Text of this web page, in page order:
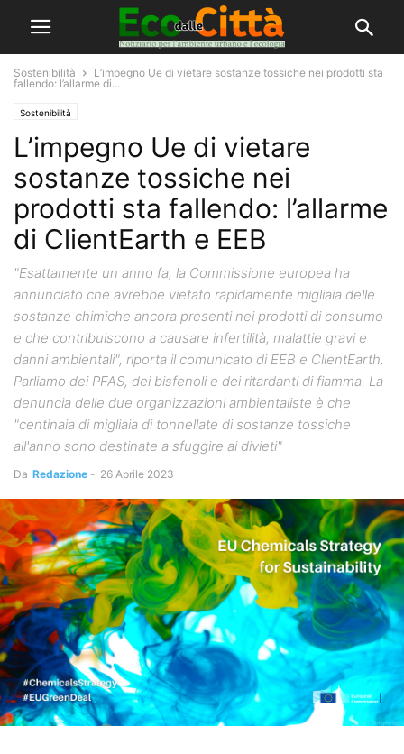
Sostenibilità
L’impegno Ue di vietare sostanze tossiche nei prodotti sta
fallendo: l’allarme di...
Sostenibilità
L’impegno Ue di vietare
sostanze tossiche nei
prodotti sta fallendo: l’allarme
di ClientEarth e EEB
"Esattamente un anno fa, la Commissione europea ha
annunciato che avrebbe vietato rapidamente migliaia delle
sostanze chimiche ancora presenti nei prodotti di consumo
e che contribuiscono a causare infertilità, malattie gravi e
danni ambientali", riporta il comunicato di EEB e ClientEarth.
Parliamo dei PFAS, dei bisfenoli e dei ritardanti di fiamma. La
denuncia delle due organizzazioni ambientaliste è che
"centinaia di migliaia di tonnellate di sostanze tossiche
all'anno sono destinate a sfuggire ai divieti"
Da Redazione - 26 Aprile 2023